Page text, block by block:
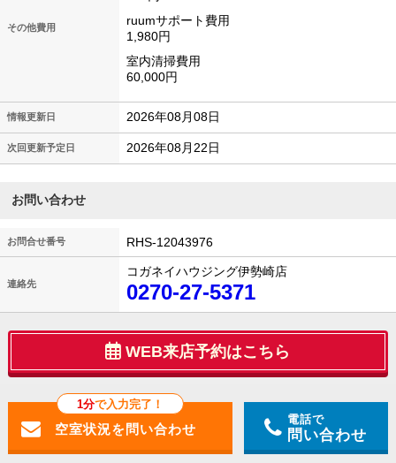
その他費用
ruumサポート費用
1,980円
室内清掃費用
60,000円
情報更新日 2026年08月08日
次回更新予定日 2026年08月22日
お問い合わせ
お問合せ番号 RHS-12043976
連絡先
コガネイハウジング伊勢崎店
0270-27-5371
WEB来店予約はこちら
1分で入力完了！
電話で
問い合わせ